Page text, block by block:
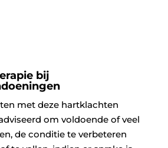
bij
met deze hartklachten
om voldoende of veel
de conditie te verbeteren